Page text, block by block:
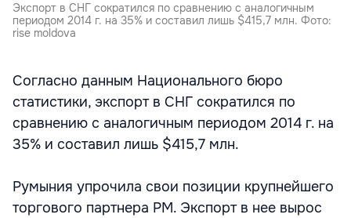
Экспорт в СНГ сократился по сравнению с аналогичным
периодом 2014 г. на 35% и составил лишь $415,7 млн. Фото:
rise moldova
Согласно данным Национального бюро
статистики, экспорт в СНГ сократился по
сравнению с аналогичным периодом 2014 г. на
35% и составил лишь $415,7 млн.
Румыния упрочила свои позиции крупнейшего
торгового партнера РМ. Экспорт в нее вырос